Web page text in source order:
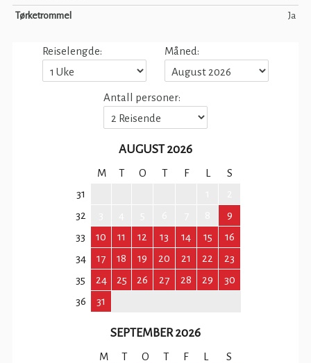
Tørketrommel Ja